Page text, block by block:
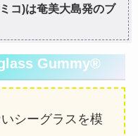
コ)は奄美大島発のブ
Gummy®
シーグラスを模